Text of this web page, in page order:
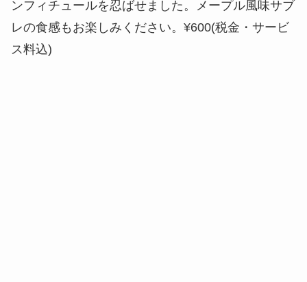
ンフィチュールを忍ばせました。メープル風味サブ
レの食感もお楽しみください。¥600(税金・サービ
ス料込)